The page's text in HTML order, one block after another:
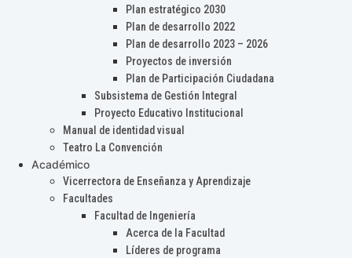
Plan estratégico 2030
Plan de desarrollo 2022
Plan de desarrollo 2023 – 2026
Proyectos de inversión
Plan de Participación Ciudadana
Subsistema de Gestión Integral
Proyecto Educativo Institucional
Manual de identidad visual
Teatro La Convención
Académico
Vicerrectora de Enseñanza y Aprendizaje
Facultades
Facultad de Ingeniería
Acerca de la Facultad
Líderes de programa